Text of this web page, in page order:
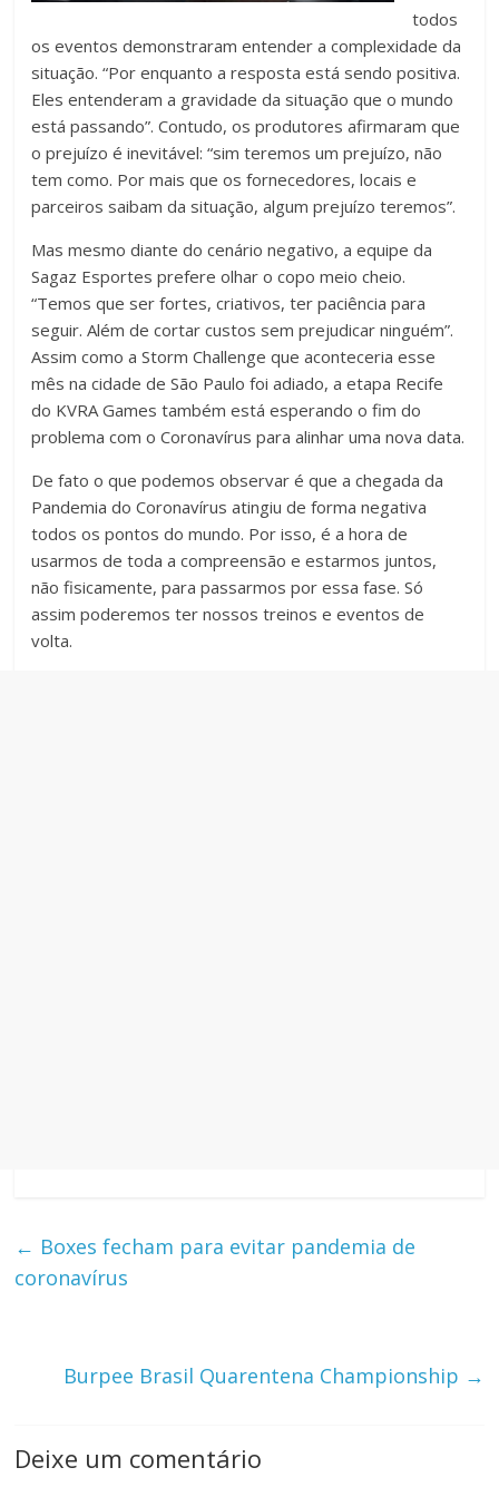
todos
os eventos demonstraram entender a complexidade da
situação. “Por enquanto a resposta está sendo positiva.
Eles entenderam a gravidade da situação que o mundo
está passando”. Contudo, os produtores afirmaram que
o prejuízo é inevitável: “sim teremos um prejuízo, não
tem como. Por mais que os fornecedores, locais e
parceiros saibam da situação, algum prejuízo teremos”.
Mas mesmo diante do cenário negativo, a equipe da
Sagaz Esportes prefere olhar o copo meio cheio.
“Temos que ser fortes, criativos, ter paciência para
seguir. Além de cortar custos sem prejudicar ninguém”.
Assim como a Storm Challenge que aconteceria esse
mês na cidade de São Paulo foi adiado, a etapa Recife
do KVRA Games também está esperando o fim do
problema com o Coronavírus para alinhar uma nova data.
De fato o que podemos observar é que a chegada da
Pandemia do Coronavírus atingiu de forma negativa
todos os pontos do mundo. Por isso, é a hora de
usarmos de toda a compreensão e estarmos juntos,
não fisicamente, para passarmos por essa fase. Só
assim poderemos ter nossos treinos e eventos de
volta.
← Boxes fecham para evitar pandemia de
coronavírus
Burpee Brasil Quarentena Championship →
Deixe um comentário